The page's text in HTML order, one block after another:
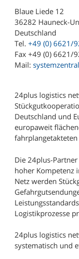
Kunzendorf
Ludwigsburg)
Lagermax
Lagermax
Maier Spedition
Michael Wolf
Möller
KG
Mühlberger
Oetjen Logistik
Reischl &
Robert Müller
Robert Müller
Robert Müller
Blaue Liede 12
36282 Hauneck-
Deutschland
Tel. +49 (0) 6621/
Fax +49 (0) 6621/
Mail:
24plus logistics
Deutschland und
europaweit
Die 24plus-
hoher Kompetenz
Netz werden
Logistikprozesse
24plus logistics
systematisch und